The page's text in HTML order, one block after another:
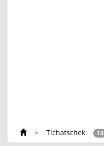
> Tichatschek 13